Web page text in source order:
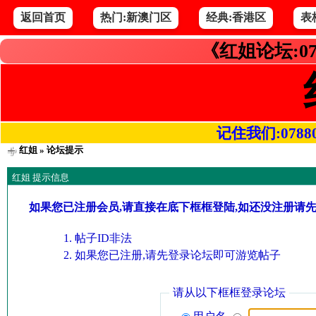
返回首页 热门:新澳门区 经典:香港区 表
《红姐论坛
记住我们
红姐» 论坛提示
红姐 提示信息
如果您已注册会员,请直接在底下框框登陆,如还没注册请
帖子ID非法
如果您已注册,请先登录论坛即可游览帖子
请从以下框框登录论坛